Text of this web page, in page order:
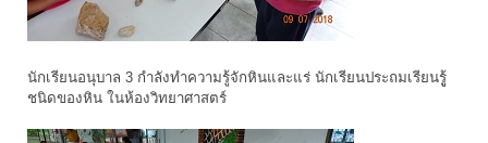
นักเรียนอนุบาล 3 กำลังทำความรู้จักหินและแร่ นักเรียนประถมเรียนรูู้
ชนิดของหิน ในห้องวิทยาศาสตร์